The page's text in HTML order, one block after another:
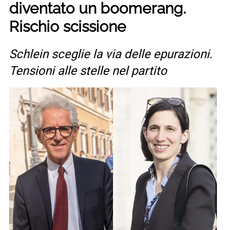
diventato un boomerang.
Rischio scissione
Schlein sceglie la via delle epurazioni.
Tensioni alle stelle nel partito